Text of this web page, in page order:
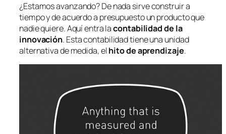
¿Estamos avanzando? De nada sirve construir a
tiempo y de acuerdo a presupuesto un producto que
nadie quiere. Aquí entra lacontabilidad de la
innovación. Esta contabilidad tiene una unidad
alternativa de medida, elhito de aprendizaje.